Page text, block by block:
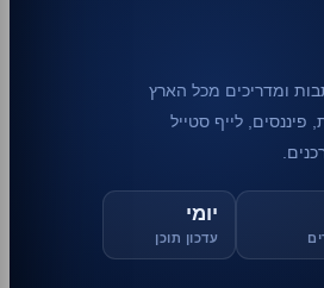
ומדריכים מכל הארץ
פיננסים, לייף סטייל
יומי
עדכון תוכן